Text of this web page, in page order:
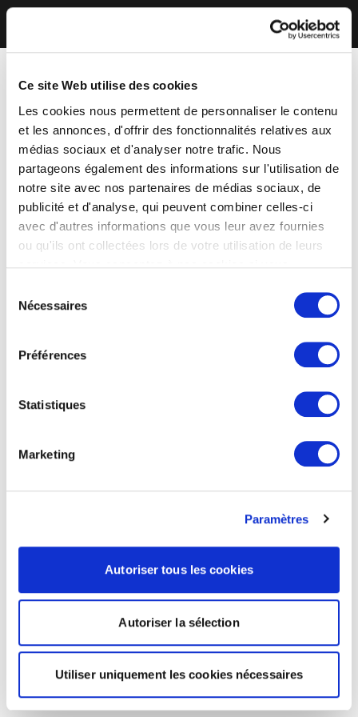
Ce site Web utilise des cookies
Les cookies nous permettent de personnaliser le contenu
et les annonces, d'offrir des fonctionnalités relatives aux
médias sociaux et d'analyser notre trafic. Nous
partageons également des informations sur l'utilisation de
notre site avec nos partenaires de médias sociaux, de
publicité et d'analyse, qui peuvent combiner celles-ci
avec d'autres informations que vous leur avez fournies
ou qu'ils ont collectées lors de votre utilisation de leurs
Nécessaires
Préférences
Statistiques
Marketing
Paramètres
Autoriser tous les cookies
Autoriser la sélection
Utiliser uniquement les cookies nécessaires